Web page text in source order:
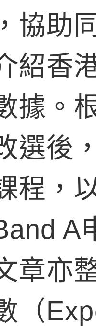
協助
紹香
據。
選後
程，
A
章亦
（